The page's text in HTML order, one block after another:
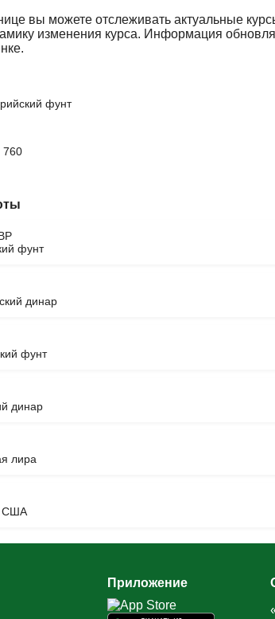
вы можете отслеживать актуальные
изменения курса. Информация
фунт
760
фунт
динар
фунт
динар
лира
США
Приложение